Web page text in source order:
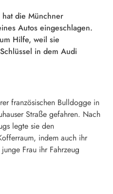
die Münchner
Autos eingeschlagen.
Hilfe, weil sie
in dem Audi
französischen Bulldogge in
Straße gefahren. Nach
legte sie den
indem auch ihr
Frau ihr Fahrzeug